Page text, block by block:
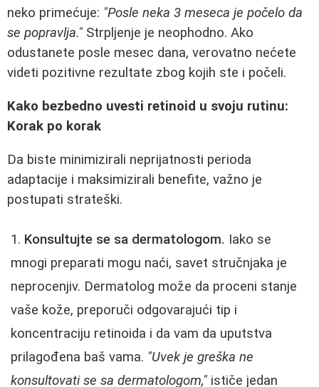
neko primećuje: "Posle neka 3 meseca je počelo da
se popravlja." Strpljenje je neophodno. Ako
odustanete posle mesec dana, verovatno nećete
videti pozitivne rezultate zbog kojih ste i počeli.
Kako bezbedno uvesti retinoid u svoju rutinu:
Korak po korak
Da biste minimizirali neprijatnosti perioda
adaptacije i maksimizirali benefite, važno je
postupati strateški.
Konsultujte se sa dermatologom. Iako se
mnogi preparati mogu naći, savet stručnjaka je
neprocenjiv. Dermatolog može da proceni stanje
vaše kože, preporuči odgovarajući tip i
koncentraciju retinoida i da vam da uputstva
prilagođena baš vama. "Uvek je greška ne
konsultovati se sa dermatologom," ističe jedan